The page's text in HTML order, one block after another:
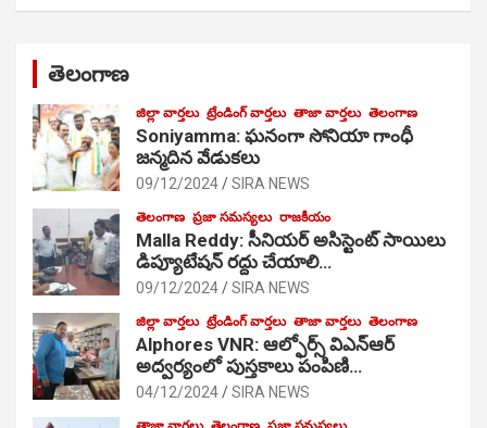
తెలంగాణ
జిల్లా వార్తలు ట్రేండింగ్ వార్తలు తాజా వార్తలు తెలంగాణ
Soniyamma: ఘ‌నంగా సోనియా గాంధీ
జ‌న్మ‌దిన వేడుక‌లు
09/12/2024 SIRA NEWS
తెలంగాణ ప్రజా సమస్యలు రాజకీయం
Malla Reddy: సీనియర్ అసిస్టెంట్ సాయిలు
డిప్యూటేషన్ రద్దు చేయాలి…
09/12/2024 SIRA NEWS
జిల్లా వార్తలు ట్రేండింగ్ వార్తలు తాజా వార్తలు తెలంగాణ
Alphores VNR: ఆల్ఫోర్స్ విఎన్ఆర్
అద్వర్యంలో పుస్తకాలు పంపిణి…
04/12/2024 SIRA NEWS